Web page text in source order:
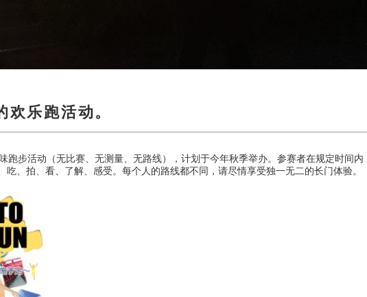
欢乐跑活动。
跑步活动（无比赛、无测量、无路线），计划于今年秋季举办。参赛者在规定时间
吃、拍、看、了解、感受。每个人的路线都不同，请尽情享受独一无二的长门体验。